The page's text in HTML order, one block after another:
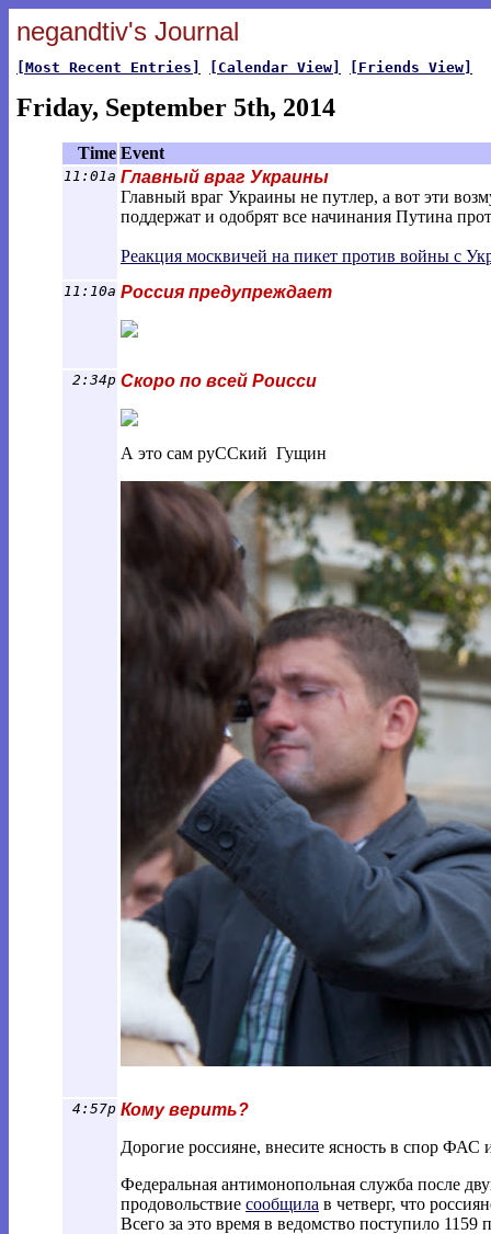
negandtiv's Journal
[Most Recent Entries] [Calendar View] [Friends View]
Friday, September 5th, 2014
Time Event
11:01a Главный враг Украины
Главный враг Украины не путлер, а вот эти
поддержат и одобрят все начинания Путина
Реакция москвичей на пикет против войны с
11:10a Россия предупреждает
2:34p Скоро по всей Роисси
А это сам руССкий Гущин
4:57p Кому верить?
Дорогие россияне, внесите ясность в спор
Федеральная антимонопольная служба после
продовольствие сообщила в четверг, что
Всего за это время в ведомство поступило